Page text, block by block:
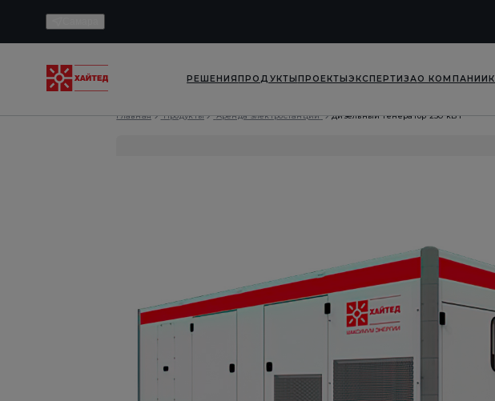
РЕШЕНИЯ ПРОДУКТЫ ПРОЕКТЫ ЭКСПЕРТИЗАО КОМПАНИИ
Главная Продукты Аренда электростанций Дизельный генератор 250 кВт